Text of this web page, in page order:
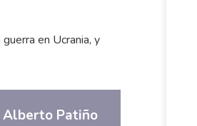
en Ucrania, y
Alberto Patiño